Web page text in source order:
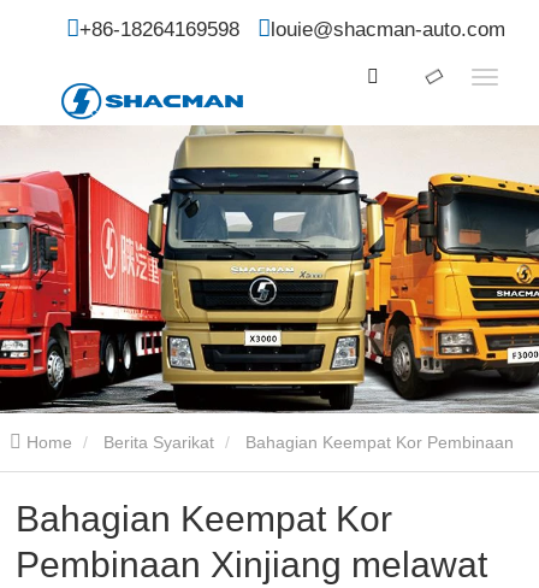
+86-18264169598 louie@shacman-auto.com
Home Berita Syarikat
Bahagian Keempat Kor
Pembinaan Xinjiang melawat